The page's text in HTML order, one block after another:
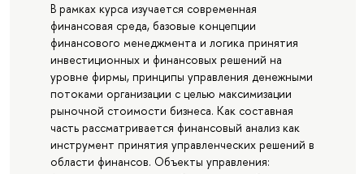
В рамках курса изучается современная
финансовая среда, базовые концепции
финансового менеджмента и логика принятия
инвестиционных и финансовых решений на
уровне фирмы, принципы управления денежными
потоками организации с целью максимизации
рыночной стоимости бизнеса. Как составная
часть рассматривается финансовый анализ как
инструмент принятия управленческих решений в
области финансов. Объекты управления: